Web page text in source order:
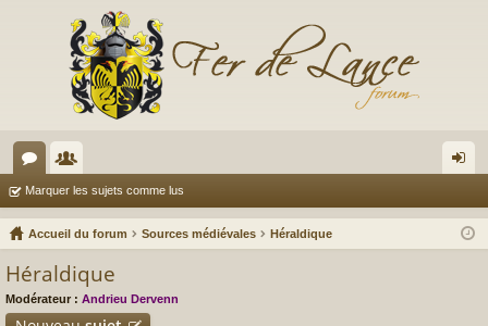
or
u
e
m ne
Marquer les sujets comme lus
Accueil du forum Sources médiévales Héraldique
Héraldique
Modérateur : Andrieu Dervenn